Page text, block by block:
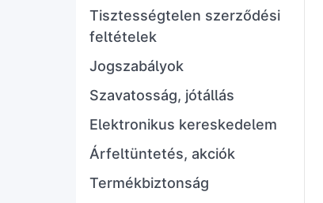
Tisztességtelen szerződési
feltételek
Jogszabályok
Szavatosság, jótállás
Elektronikus kereskedelem
Árfeltüntetés, akciók
Termékbiztonság